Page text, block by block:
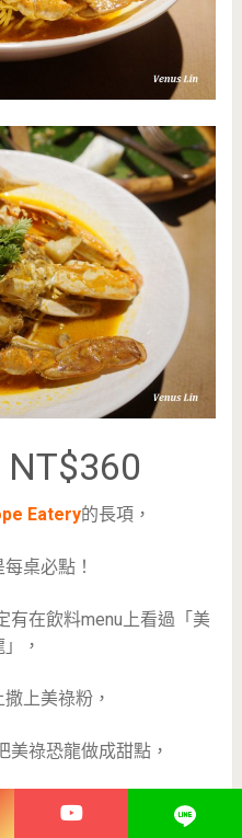
Eatery的長項，
桌必點！
有在飲料menu上看過「美
，
上美祿粉，
美祿恐龍做成甜點，
為基底，